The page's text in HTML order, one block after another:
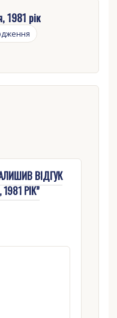
1981 рік
ВІДГУК
РІК”